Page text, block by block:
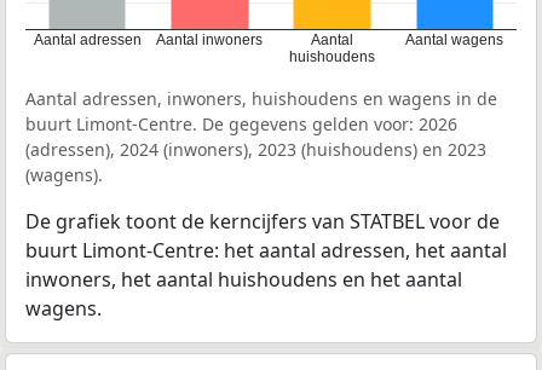
Aantal adressen Aantal inwoners
Aantal
huishoudens
Aantal wagens
Aantal adressen, inwoners, huishoudens en wagens in de
buurt Limont-Centre. De gegevens gelden voor: 2026
(adressen), 2024 (inwoners), 2023 (huishoudens) en 2023
(wagens).
De grafiek toont de kerncijfers van STATBEL voor de
buurt Limont-Centre: het aantal adressen, het aantal
inwoners, het aantal huishoudens en het aantal
wagens.